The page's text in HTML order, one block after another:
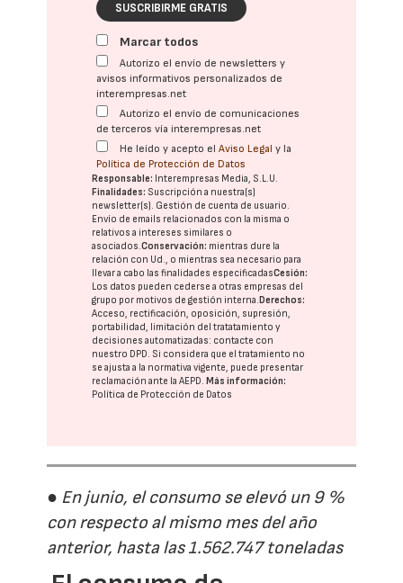
SUSCRIBIRME GRATIS
Marcar todos
Autorizo el envío de newsletters y
avisos informativos personalizados de
interempresas.net
Autorizo el envío de comunicaciones
de terceros vía interempresas.net
He leído y acepto elAviso Legal y la
Política de Protección de Datos
Responsable: Interempresas Media, S.L.U.
Finalidades: Suscripción a nuestra(s)
newsletter(s). Gestión de cuenta de usuario.
Envío de emails relacionados con la misma o
relativos a intereses similares o
asociados.Conservación: mientras dure la
relación con Ud., o mientras sea necesario para
llevar a cabo las finalidades especificadasCesión:
Los datos pueden cederse a otras empresas del
grupo por motivos de gestión interna. Derechos:
Acceso, rectificación, oposición, supresión,
portabilidad, limitación del tratatamiento y
decisiones automatizadas: contacte con
nuestro DPD. Si considera que el tratamiento no
se ajusta a la normativa vigente, puede presentar
reclamación ante laAEPD. Más información:
Política de Protección de Datos
● En junio, el consumo se elevó un 9 %
con respecto al mismo mes del año
anterior, hasta las 1.562.747 toneladas